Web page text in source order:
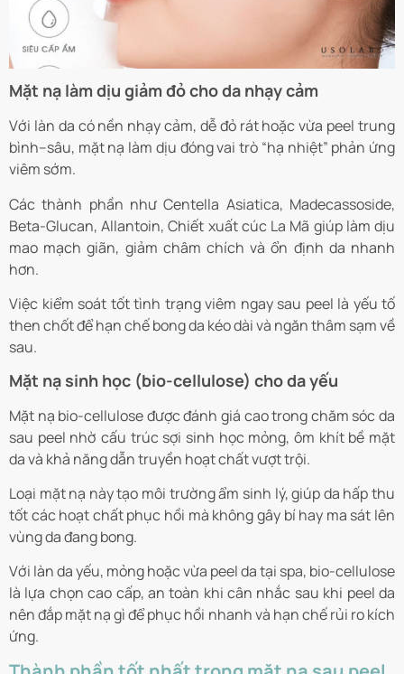
Mặt nạ làm dịu giảm đỏ cho da nhạy cảm
Với làn da có nền nhạy cảm, dễ đỏ rát hoặc vừa peel trung
bình–sâu, mặt nạ làm dịu đóng vai trò “hạ nhiệt” phản ứng
viêm sớm.
Các thành phần như Centella Asiatica, Madecassoside,
Beta-Glucan, Allantoin, Chiết xuất cúc La Mã giúp làm dịu
mao mạch giãn, giảm châm chích và ổn định da nhanh
hơn.
Việc kiểm soát tốt tình trạng viêm ngay sau peel là yếu tố
then chốt để hạn chế bong da kéo dài và ngăn thâm sạm về
sau.
Mặt nạ sinh học (bio-cellulose) cho da yếu
Mặt nạ bio-cellulose được đánh giá cao trong chăm sóc da
sau peel nhờ cấu trúc sợi sinh học mỏng, ôm khít bề mặt
da và khả năng dẫn truyền hoạt chất vượt trội.
Loại mặt nạ này tạo môi trường ẩm sinh lý, giúp da hấp thu
tốt các hoạt chất phục hồi mà không gây bí hay ma sát lên
vùng da đang bong.
Với làn da yếu, mỏng hoặc vừa peel da tại spa, bio-cellulose
là lựa chọn cao cấp, an toàn khi cân nhắc sau khi peel da
nên đắp mặt nạ gì để phục hồi nhanh và hạn chế rủi ro kích
ứng.